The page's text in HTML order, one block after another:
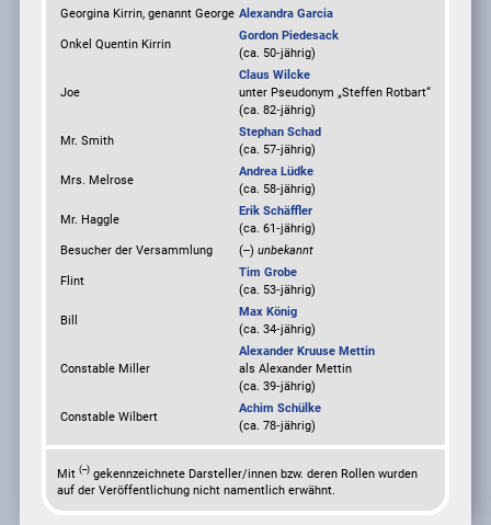
Georgina Kirrin, genannt George Alexandra Garcia
Onkel Quentin Kirrin
Gordon Piedesack
(ca. 50‑jährig)
Joe
Claus Wilcke
unter Pseudonym „Steffen Rotbart“
(ca. 82‑jährig)
Mr. Smith
Stephan Schad
(ca. 57‑jährig)
Mrs. Melrose
Andrea Lüdke
(ca. 58‑jährig)
Mr. Haggle
Erik Schäffler
(ca. 61‑jährig)
Besucher der Versammlung
(--) unbekannt
Flint
Tim Grobe
(ca. 53‑jährig)
Bill
Max König
(ca. 34‑jährig)
Constable Miller
Alexander Kruuse Mettin
als Alexander Mettin
(ca. 39‑jährig)
Constable Wilbert
Achim Schülke
(ca. 78‑jährig)
Mit (--)gekennzeichnete Darsteller/innen bzw. deren Rollen wurden
auf der Veröffentlichung nicht namentlich erwähnt.